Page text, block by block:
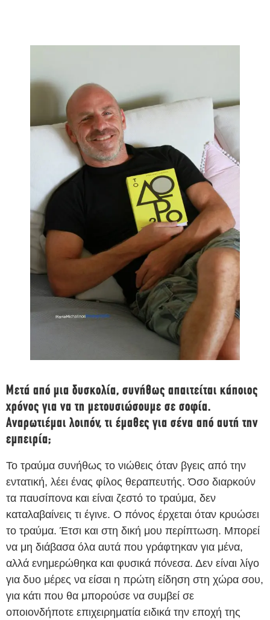
Μετά από μια δυσκολία, συνήθως απαιτείται κάποιος
χρόνος για να τη μετουσιώσουμε σε σοφία.
Αναρωτιέμαι λοιπόν, τι έμαθες για σένα από αυτή την
εμπειρία;
Το τραύμα συνήθως το νιώθεις όταν βγεις από την
εντατική, λέει ένας φίλος θεραπευτής. Όσο διαρκούν
τα παυσίπονα και είναι ζεστό το τραύμα, δεν
καταλαβαίνεις τι έγινε. Ο πόνος έρχεται όταν κρυώσει
το τραύμα. Έτσι και στη δική μου περίπτωση. Μπορεί
να μη διάβασα όλα αυτά που γράφτηκαν για μένα,
αλλά ενημερώθηκα και φυσικά πόνεσα. Δεν είναι λίγο
για δυο μέρες να είσαι η πρώτη είδηση στη χώρα σου,
για κάτι που θα μπορούσε να συμβεί σε
οποιονδήποτε επιχειρηματία ειδικά την εποχή της